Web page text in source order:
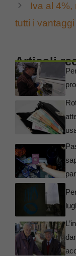
Iva al
tutti i
Articoli